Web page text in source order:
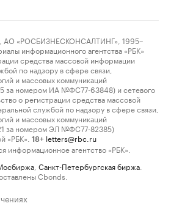
«РОСБИЗНЕСКОНСАЛТИНГ», 1995–
информационного агентства «РБК»
средства массовой информации
по надзору в сфере связи,
и массовых коммуникаций
за номером ИА №ФС77-63848) и сетевого
о регистрации средства массовой
службой по надзору в сфере связи,
и массовых коммуникаций
за номером ЭЛ №ФС77-82385)
«РБК».
18+ letters@rbc.ru
информационное агентство «РБК».
Санкт-Петербургская биржа
Cbonds.